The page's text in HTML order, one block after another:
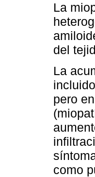
La
del
La
pero
como